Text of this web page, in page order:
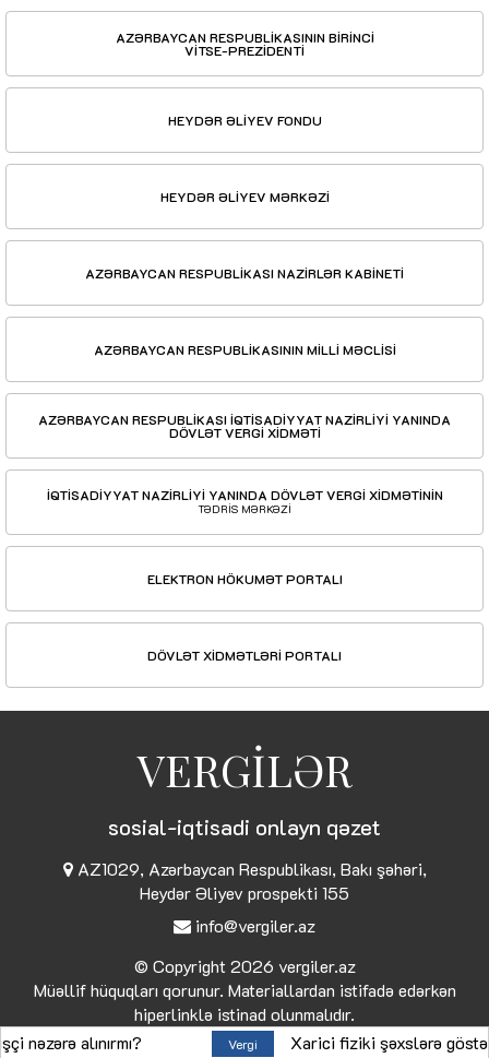
AZƏRBAYCAN RESPUBLİKASININ BİRİNCİ
VİTSE-PREZİDENTİ
HEYDƏR ƏLİYEV FONDU
HEYDƏR ƏLİYEV MƏRKƏZİ
AZƏRBAYCAN RESPUBLİKASI NAZİRLƏR KABİNETİ
AZƏRBAYCAN RESPUBLİKASININ MİLLİ MƏCLİSİ
AZƏRBAYCAN RESPUBLİKASI İQTİSADİYYAT NAZİRLİYİ YANINDA
DÖVLƏT VERGİ XİDMƏTİ
İQTİSADİYYAT NAZİRLİYİ YANINDA DÖVLƏT VERGİ XİDMƏTİNİN
TƏDRİS MƏRKƏZİ
ELEKTRON HÖKUMƏT PORTALI
DÖVLƏT XİDMƏTLƏRİ PORTALI
VERGİLƏR
sosial-iqtisadi onlayn qəzet
AZ1029, Azərbaycan Respublikası, Bakı şəhəri,
Heydər Əliyev prospekti 155
info@vergiler.az
© Copyright 2026 vergiler.az
Müəllif hüquqları qorunur. Materiallardan istifadə edərkən
hiperlinklə istinad olunmalıdır.
alınırmı?
Xarici fiziki şəxslərə göstərilən